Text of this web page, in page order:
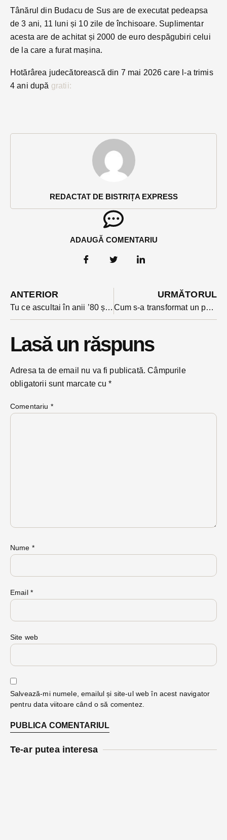
REDACTAT DE BISTRIȚA EXPRESS
ADAUGĂ COMENTARIU
Tânărul din Budacu de Sus are de executat pedeapsa
de 3 ani, 11 luni și 10 zile de închisoare. Suplimentar
acesta are de achitat și 2000 de euro despăgubiri celui
de la care a furat mașina.
Hotărârea judecătorească din 7 mai 2026 care l-a trimis
4 ani după gratii:
ANTERIOR
Tu ce ascultai în anii ’80 și ’90? Lucky Mill te invită să-ți amintești la Retro Night, vineri
URMĂTORUL
Cum s-a transformat un părcușor dintr-un vechi cartier
Lasă un răspuns
Adresa ta de email nu va fi publicată. Câmpurile
obligatorii sunt marcate cu*
Comentariu *
Nume *
Email *
Site web
Salvează-mi numele, emailul și site-ul web în acest navigator
pentru data viitoare când o să comentez.
Te-ar putea interesa